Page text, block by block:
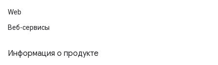
Web
Веб-сервисы
Информация о продукте